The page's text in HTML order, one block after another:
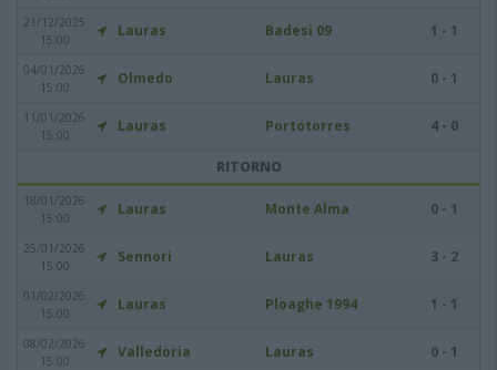
21/12/2025
15:00
Lauras Badesi 09 1 - 1
04/01/2026
15:00
Olmedo Lauras 0 - 1
11/01/2026
15:00
Lauras Portotorres 4 - 0
RITORNO
18/01/2026
15:00
Lauras Monte Alma 0 - 1
25/01/2026
15:00
Sennori Lauras 3 - 2
01/02/2026
15:00
Lauras Ploaghe 1994 1 - 1
08/02/2026
15:00
Valledoria Lauras 0 - 1